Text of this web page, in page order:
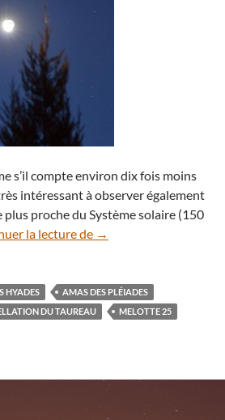
s’il compte environ dix fois moins
intéressant à observer également
plus proche du Système solaire (150
la lecture de La vieille Lune passe
→
HYADES
AMAS DES PLÉIADES
DU TAUREAU
MELOTTE 25